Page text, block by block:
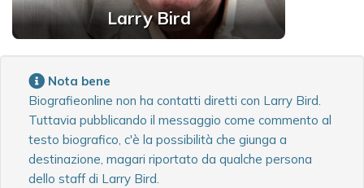
Larry Bird
Nota bene
Biografieonline non ha contatti diretti con Larry Bird.
Tuttavia pubblicando il messaggio come commento al
testo biografico, c'è la possibilità che giunga a
destinazione, magari riportato da qualche persona
dello staff di Larry Bird.